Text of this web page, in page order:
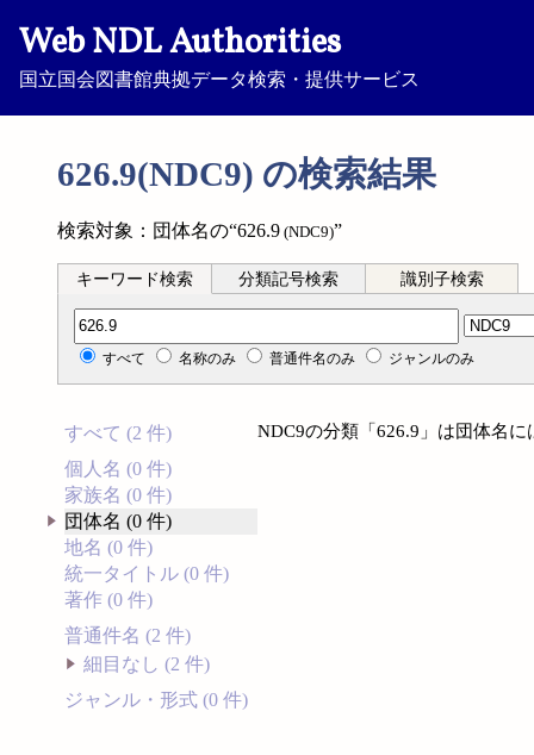
Web NDL Authorities
国立国会図書館典拠データ検索・提供サービス
626.9(NDC9) の検索結果
検索対象：団体名の“626.9 (NDC9)”
キーワード検索 分類記号検索 識別子検索
分類記号検索
すべて 名称のみ 普通件名のみ ジャンルのみ
すべて (2 件)
個人名 (0 件)
家族名 (0 件)
団体名 (0 件)
地名 (0 件)
統一タイトル (0 件)
著作 (0 件)
普通件名 (2 件)
細目なし (2 件)
ジャンル・形式 (0 件)
NDC9の分類「626.9」は団体名